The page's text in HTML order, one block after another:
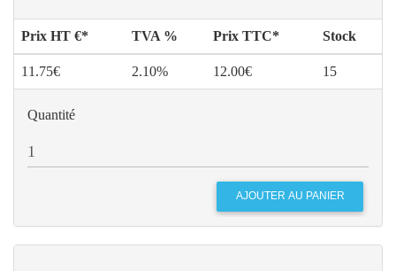
Prix HT €* TVA % Prix TTC* Stock
11.75€ 2.10% 12.00€ 15
Quantité